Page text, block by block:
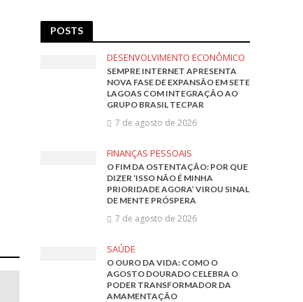
POSTS
DESENVOLVIMENTO ECONÔMICO
SEMPRE INTERNET APRESENTA
NOVA FASE DE EXPANSÃO EM SETE
LAGOAS COM INTEGRAÇÃO AO
GRUPO BRASIL TECPAR
7 de agosto de 2026
FINANÇAS PESSOAIS
O FIM DA OSTENTAÇÃO: POR QUE
DIZER ‘ISSO NÃO É MINHA
PRIORIDADE AGORA’ VIROU SINAL
DE MENTE PRÓSPERA
7 de agosto de 2026
SAÚDE
O OURO DA VIDA: COMO O
AGOSTO DOURADO CELEBRA O
PODER TRANSFORMADOR DA
AMAMENTAÇÃO